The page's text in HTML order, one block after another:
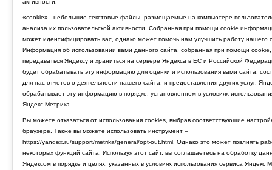
активности.
«cookie» - небольшие текстовые файлы, размещаемые на компьютере
анализа их пользовательской активности. Собранная при помощи cookie
может идентифицировать вас, однако может помочь нам улучшить работу нашего
Информация об использовании вами данного сайта, собранная при помощи cookie,
передаваться Яндексу и храниться на сервере Яндекса в ЕС и Российской
будет обрабатывать эту информацию для оценки и использования вами сайта,
для нас отчетов о деятельности нашего сайта, и предоставления других услуг.
обрабатывает эту информацию в порядке, установленном в условиях
Яндекс Метрика.
Вы можете отказаться от использования cookies, выбрав соответствующие
браузере. Также вы можете использовать инструмент –
https://yandex.ru/support/metrika/general/opt-out.html. Однако это может повлиять
некоторых функций сайта. Используя этот сайт, вы соглашаетесь на обработку
Яндексом в порядке и целях, указанных в условиях использования сервиса Яндекс